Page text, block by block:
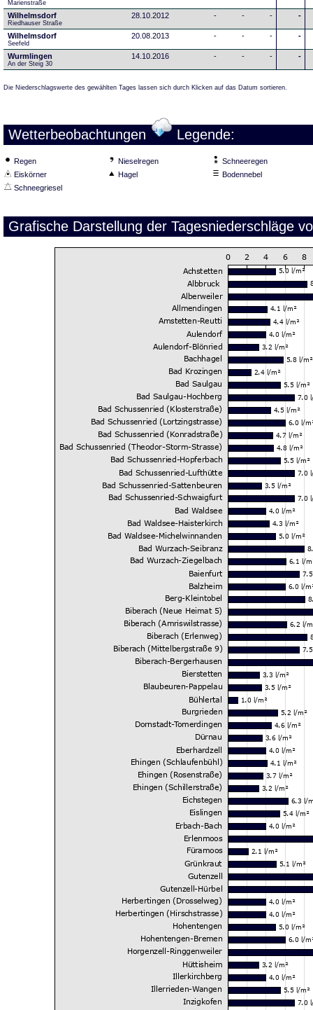
Marienstraße
Wilhelmsdorf
Riedhauser Straße
28.10.2012 - - - -
Wilhelmsdorf
Seefeld
20.08.2013 - - - -
Wurmlingen
An der Steig 30
14.10.2016 - - - -
Die Niederschlagswerte des gewählten Tages lassen sich durch Klicken auf das Datum sortieren.
Wetterbeobachtungen Legende:
Regen Nieselregen
Schneeregen
Eiskörner
Hagel
Bodennebel
Schneegriesel
Grafische Darstellung der Tagesniederschläge